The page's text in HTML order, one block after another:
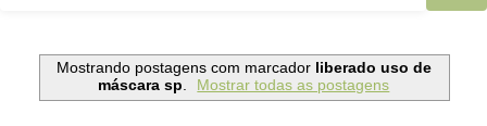
Mostrando postagens com marcador liberado uso de
máscara sp. Mostrar todas as postagens